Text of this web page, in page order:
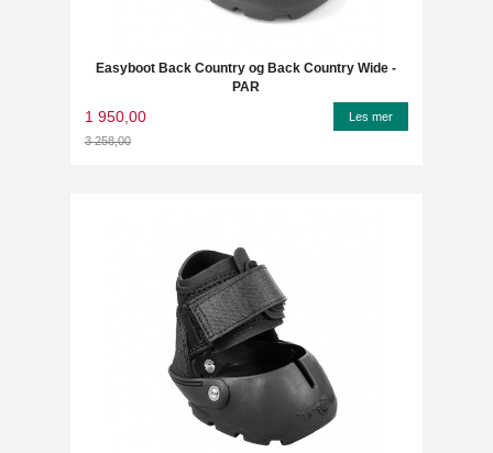
Easyboot Back Country og Back Country Wide -
PAR
1 950,00
3 258,00
Les mer